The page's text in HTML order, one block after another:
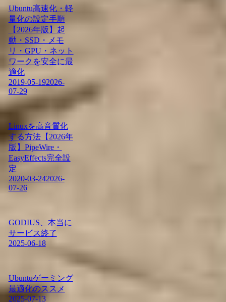
Ubuntu高速化・軽
量化の設定手順
【2026年版】起
動・SSD・メモ
リ・GPU・ネット
ワークを安全に最
適化
2019-05-192026-
07-29
Linuxを高音質化
する方法【2026年
版】PipeWire・
EasyEffects完全設
定
2020-03-242026-
07-26
GODIUS、本当に
サービス終了
2025-06-18
Ubuntuゲーミング
最適化のススメ
2025-07-13